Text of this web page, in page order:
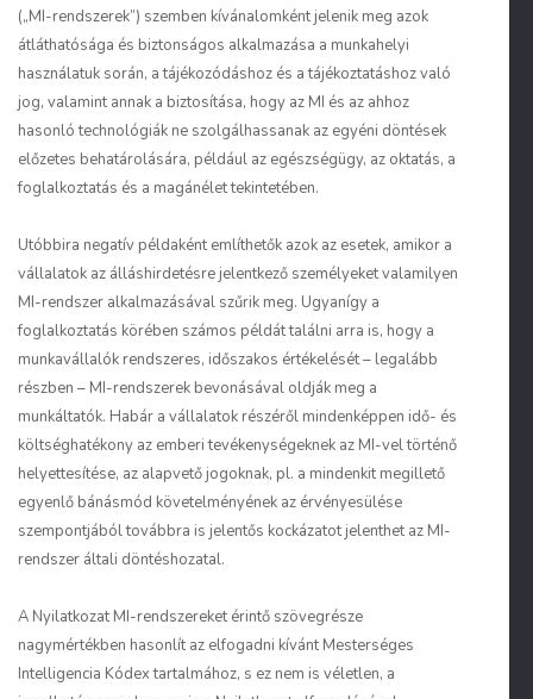
(„MI-rendszerek”) szemben kívánalomként jelenik meg azok
átláthatósága és biztonságos alkalmazása a munkahelyi
használatuk során, a tájékozódáshoz és a tájékoztatáshoz való
jog, valamint annak a biztosítása, hogy az MI és az ahhoz
hasonló technológiák ne szolgálhassanak az egyéni döntések
előzetes behatárolására, például az egészségügy, az oktatás, a
foglalkoztatás és a magánélet tekintetében.
Utóbbira negatív példaként említhetők azok az esetek, amikor a
vállalatok az álláshirdetésre jelentkező személyeket valamilyen
MI-rendszer alkalmazásával szűrik meg. Ugyanígy a
foglalkoztatás körében számos példát találni arra is, hogy a
munkavállalók rendszeres, időszakos értékelését – legalább
részben – MI-rendszerek bevonásával oldják meg a
munkáltatók. Habár a vállalatok részéről mindenképpen idő- és
költséghatékony az emberi tevékenységeknek az MI-vel történő
helyettesítése, az alapvető jogoknak, pl. a mindenkit megillető
egyenlő bánásmód követelményének az érvényesülése
szempontjából továbbra is jelentős kockázatot jelenthet az MI-
rendszer általi döntéshozatal.
A Nyilatkozat MI-rendszereket érintő szövegrésze
nagymértékben hasonlít az elfogadni kívánt Mesterséges
Intelligencia Kódex tartalmához, s ez nem is véletlen, a